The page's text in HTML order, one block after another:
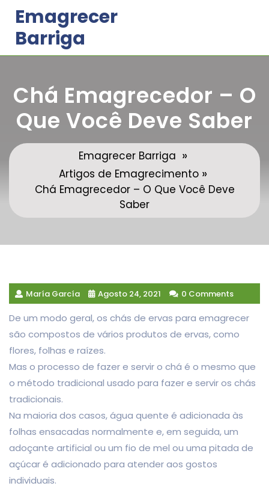
content
Emagrecer
Barriga
Chá Emagrecedor – O
Que Você Deve Saber
Emagrecer Barriga »
Artigos de Emagrecimento »
Chá Emagrecedor – O Que Você Deve
Saber
María García Agosto 24, 2021 0 Comments
De um modo geral, os chás de ervas para emagrecer
são compostos de vários produtos de ervas, como
flores, folhas e raízes.
Mas o processo de fazer e servir o chá é o mesmo que
o método tradicional usado para fazer e servir os chás
tradicionais.
Na maioria dos casos, água quente é adicionada às
folhas ensacadas normalmente e, em seguida, um
adoçante artificial ou um fio de mel ou uma pitada de
açúcar é adicionado para atender aos gostos
individuais.